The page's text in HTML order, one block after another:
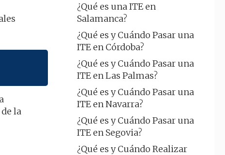
la
¿Qué es una ITE en
Salamanca?
¿Qué es y Cuándo Pasar una
ITE en Córdoba?
¿Qué es y Cuándo Pasar una
ITE en Las Palmas?
¿Qué es y Cuándo Pasar una
ITE en Navarra?
¿Qué es y Cuándo Pasar una
ITE en Segovia?
¿Qué es y Cuándo Realizar